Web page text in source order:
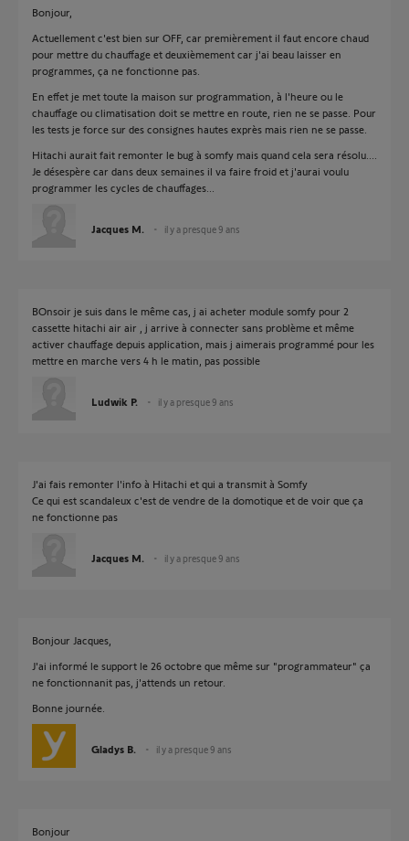
Bonjour,
Actuellement c'est bien sur OFF, car premièrement il faut encore chaud
pour mettre du chauffage et deuxièmement car j'ai beau laisser en
programmes, ça ne fonctionne pas.
En effet je met toute la maison sur programmation, à l'heure ou le
chauffage ou climatisation doit se mettre en route, rien ne se passe. Pour
les tests je force sur des consignes hautes exprès mais rien ne se passe.
Hitachi aurait fait remonter le bug à somfy mais quand cela sera résolu....
Je désespère car dans deux semaines il va faire froid et j'aurai voulu
programmer les cycles de chauffages...
Jacques M. il y a presque 9 ans
BOnsoir je suis dans le même cas, j ai acheter module somfy pour 2
cassette hitachi air air , j arrive à connecter sans problème et même
activer chauffage depuis application, mais j aimerais programmé pour les
mettre en marche vers 4 h le matin, pas possible
Ludwik P. il y a presque 9 ans
J'ai fais remonter l'info à Hitachi et qui a transmit à Somfy
Ce qui est scandaleux c'est de vendre de la domotique et de voir que ça
ne fonctionne pas
Jacques M. il y a presque 9 ans
Bonjour Jacques,
J'ai informé le support le 26 octobre que même sur "programmateur" ça
ne fonctionnanit pas, j'attends un retour.
Bonne journée.
Gladys B. il y a presque 9 ans
Bonjour